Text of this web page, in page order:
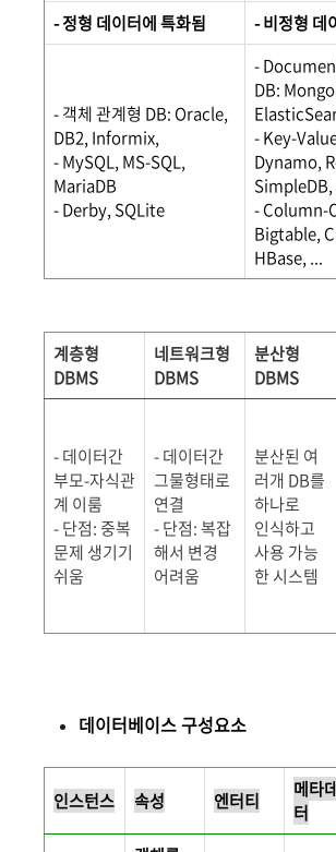
- 정형 데이터에 특화됨 - 비정형 데
- 객체 관계형 DB: Oracle,
DB2, Informix,
- MySQL, MS-SQL,
MariaDB
- Derby, SQLite
-
DB:
- Key-
Dynamo,
SimpleDB,
- Column-
Bigtable,
HBase, ...
계층형
DBMS
네트워크형
DBMS
분산형
DBMS
- 데이터간
부모-자식관
계 이룸
- 단점: 중복
문제 생기기
쉬움
- 데이터간
그물형태로
연결
- 단점: 복잡
해서 변경
어려움
분산된 여
러개 DB를
하나로
인식하고
사용 가능
한 시스템
데이터베이스 구성요소
인스턴스 속성 엔터티
메타
터